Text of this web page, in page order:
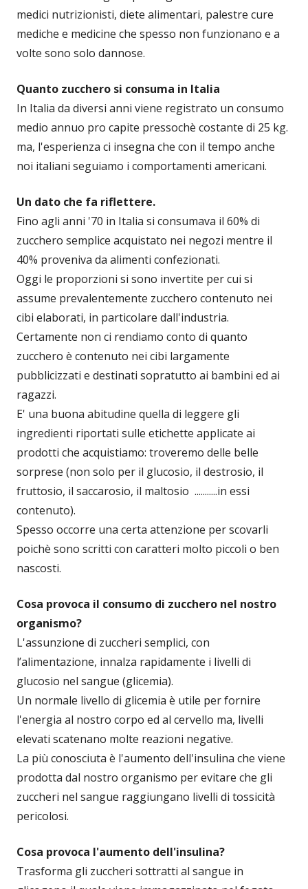
medici nutrizionisti, diete alimentari, palestre cure
mediche e medicine che spesso non funzionano e a
volte sono solo dannose.
Quanto zucchero si consuma in Italia
In Italia da diversi anni viene registrato un consumo
medio annuo pro capite pressochè costante di 25 kg.
ma, l'esperienza ci insegna che con il tempo anche
noi italiani seguiamo i comportamenti americani.
Un dato che fa riflettere.
Fino agli anni '70 in Italia si consumava il 60% di
zucchero semplice acquistato nei negozi mentre il
40% proveniva da alimenti confezionati.
Oggi le proporzioni si sono invertite per cui si
assume prevalentemente zucchero contenuto nei
cibi elaborati, in particolare dall'industria.
Certamente non ci rendiamo conto di quanto
zucchero è contenuto nei cibi largamente
pubblicizzati e destinati sopratutto ai bambini ed ai
ragazzi.
E' una buona abitudine quella di leggere gli
ingredienti riportati sulle etichette applicate ai
prodotti che acquistiamo: troveremo delle belle
sorprese (non solo per il glucosio, il destrosio, il
fruttosio, il saccarosio, il maltosio ...........in essi
contenuto).
Spesso occorre una certa attenzione per scovarli
poichè sono scritti con caratteri molto piccoli o ben
nascosti.
Cosa provoca il consumo di zucchero nel nostro
organismo?
L'assunzione di zuccheri semplici, con
l’alimentazione, innalza rapidamente i livelli di
glucosio nel sangue (glicemia).
Un normale livello di glicemia è utile per fornire
l'energia al nostro corpo ed al cervello ma, livelli
elevati scatenano molte reazioni negative.
La più conosciuta è l'aumento dell'insulina che viene
prodotta dal nostro organismo per evitare che gli
zuccheri nel sangue raggiungano livelli di tossicità
pericolosi.
Cosa provoca l'aumento dell'insulina?
Trasforma gli zuccheri sottratti al sangue in